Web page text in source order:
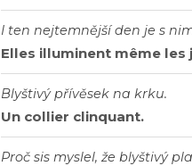
I ten nejtemnější den je s
Elles illuminent même
Blyštivý přívěsek na krku.
Un collier clinquant.
Proč sis myslel, že blyštivý